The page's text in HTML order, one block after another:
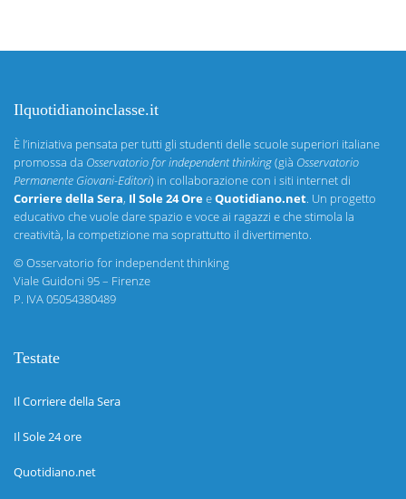
Ilquotidianoinclasse.it
È l’iniziativa pensata per tutti gli studenti delle scuole superiori italiane
promossa da Osservatorio for independent thinking(già Osservatorio
Permanente Giovani-Editori) in collaborazione con i siti internet di
Corriere della Sera, Il Sole 24 OreeQuotidiano.net. Un progetto
educativo che vuole dare spazio e voce ai ragazzi e che stimola la
creatività, la competizione ma soprattutto il divertimento.
©Osservatorio for independent thinking
Viale Guidoni 95 – Firenze
P. IVA 05054380489
Testate
Il Corriere della Sera
Il Sole 24 ore
Quotidiano.net